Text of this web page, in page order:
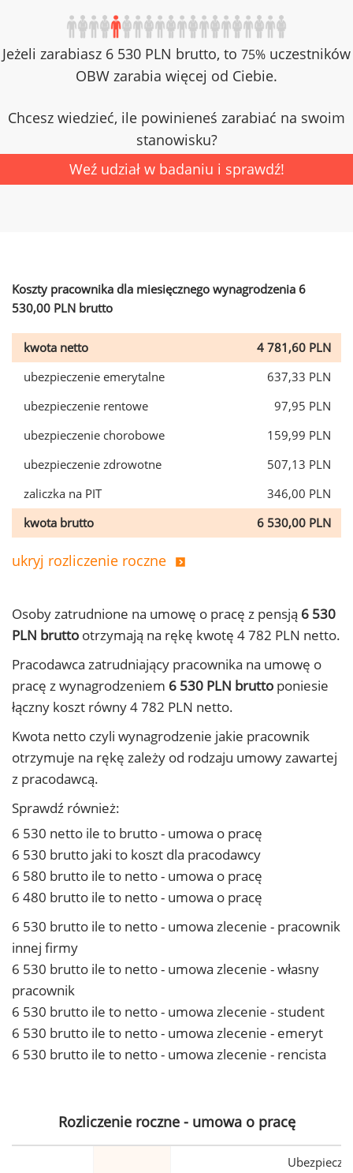
Jeżeli zarabiasz 6 530 PLN brutto, to 75% uczestników
OBW zarabia więcej od Ciebie.
Chcesz wiedzieć, ile powinieneś zarabiać na swoim
stanowisku?
Weź udział w badaniu i sprawdź!
Koszty pracownika dla miesięcznego wynagrodzenia 6
530,00 PLN brutto
kwota netto
4 781,60 PLN
ubezpieczenie emerytalne
637,33 PLN
ubezpieczenie rentowe
97,95 PLN
ubezpieczenie chorobowe
159,99 PLN
ubezpieczenie zdrowotne
507,13 PLN
zaliczka na PIT
346,00 PLN
kwota brutto
6 530,00 PLN
ukryj rozliczenie roczne
Osoby zatrudnione na umowę o pracę z pensją 6 530
PLN brutto otrzymają na rękę kwotę 4 782 PLN netto.
Pracodawca zatrudniający pracownika na umowę o
pracę z wynagrodzeniem 6 530 PLN brutto poniesie
łączny koszt równy 4 782 PLN netto.
Kwota netto czyli wynagrodzenie jakie pracownik
otrzymuje na rękę zależy od rodzaju umowy zawartej
z pracodawcą.
Sprawdź również:
6 530 netto ile to brutto - umowa o pracę
6 530 brutto jaki to koszt dla pracodawcy
6 580 brutto ile to netto - umowa o pracę
6 480 brutto ile to netto - umowa o pracę
6 530 brutto ile to netto - umowa zlecenie - pracownik
innej firmy
6 530 brutto ile to netto - umowa zlecenie - własny
pracownik
6 530 brutto ile to netto - umowa zlecenie - student
6 530 brutto ile to netto - umowa zlecenie - emeryt
6 530 brutto ile to netto - umowa zlecenie - rencista
Rozliczenie roczne - umowa o pracę